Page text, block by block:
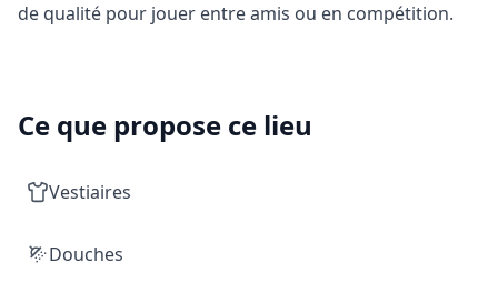
de qualité pour jouer entre amis ou en compétition.
Ce que propose ce lieu
Vestiaires
Douches